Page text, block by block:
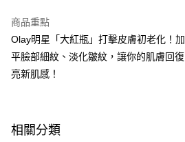
每筆HK$65.00，滿HK$300.00或以上免
順豐站及營業點 - 確認發貨後1-3個工作
每筆HK$65.00，滿HK$300.00或以上免
每筆HK$65.00，滿HK$300.00或以上免
商品重點
Olay明星「大紅瓶」打擊皮膚初老化！
平臉部細紋、淡化皺紋，讓你的肌膚回
亮新肌感！
相關分類